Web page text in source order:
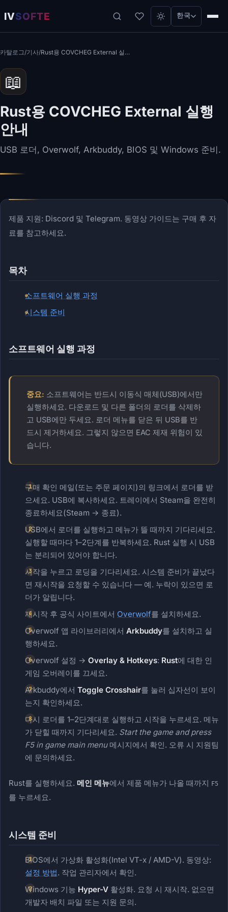
IVSOFTE 한국
카탈로그/기사/ Rust용 COVCHEG External 실행 안내
📖
Rust용 COVCHEG External 실행
안내
USB 로더, Overwolf, Arkbuddy, BIOS 및 Windows 준비.
제품 지원: Discord 및 Telegram. 동영상 가이드는 구매 후 자
료를 참고하세요.
목차
소프트웨어 실행 과정
시스템 준비
소프트웨어 실행 과정
중요: 소프트웨어는 반드시 이동식 매체(USB)에서만
실행하세요. 다운로드 및 다른 폴더의 로더를 삭제하
고 USB에만 두세요. 로더 메뉴를 닫은 뒤 USB를 반
드시 제거하세요. 그렇지 않으면 EAC 제재 위험이 있
습니다.
구매 확인 메일(또는 주문 페이지)의 링크에서 로더를 받
으세요. USB에 복사하세요. 트레이에서 Steam을 완전히
종료하세요(Steam → 종료).
USB에서 로더를 실행하고 메뉴가 뜰 때까지 기다리세요.
실행할 때마다 1–2단계를 반복하세요. Rust 실행 시 USB
는 분리되어 있어야 합니다.
시작을 누르고 로딩을 기다리세요. 시스템 준비가 끝났다
면 재시작을 요청할 수 있습니다 — 예. 누락이 있으면 로
더가 알립니다.
재시작 후 공식 사이트에서 Overwolf를 설치하세요.
Overwolf 앱 라이브러리에서 Arkbuddy를 설치하고 실
행하세요.
Overwolf 설정 → Overlay & Hotkeys: Rust에 대한 인
게임 오버레이를 끄세요.
Arkbuddy에서 Toggle Crosshair를 눌러 십자선이 보이
는지 확인하세요.
다시 로더를 1–2단계대로 실행하고 시작을 누르세요. 메뉴
가 닫힐 때까지 기다리세요. Start the game and press
F5 in game main menu메시지에서 확인. 오류 시 지원팀
에 문의하세요.
Rust를 실행하세요. 메인 메뉴에서 제품 메뉴가 나올 때까지 F5
를 누르세요.
시스템 준비
BIOS에서 가상화 활성화(Intel VT-x / AMD-V). 동영상:
설정 방법. 작업 관리자에서 확인.
Windows 기능 Hyper-V 활성화. 요청 시 재시작. 없으면
개발자 배치 파일 또는 지원 문의.